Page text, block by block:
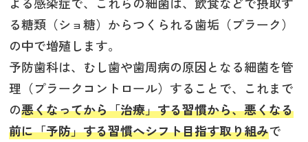
る糖類（ショ糖）からつくられる歯垢（プラーク）
の中で増殖します。
予防歯科は、むし歯や歯周病の原因となる細菌を管
理（プラークコントロール）することで、これまで
の悪くなってから「治療」する習慣から、悪くなる
前に「予防」する習慣へシフト目指す取り組みで